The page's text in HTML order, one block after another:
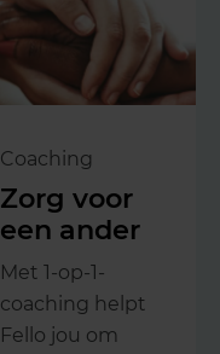
Coaching
Zorg voor
een ander
Met 1-op-1-
coaching helpt
Fello jou om